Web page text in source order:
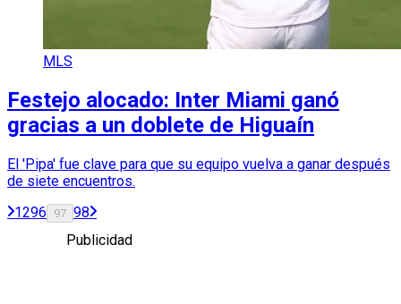
MLS
Festejo alocado: Inter Miami ganó
gracias a un doblete de Higuaín
El 'Pipa' fue clave para que su equipo vuelva a ganar después
de siete encuentros.
1296 97 98
Publicidad